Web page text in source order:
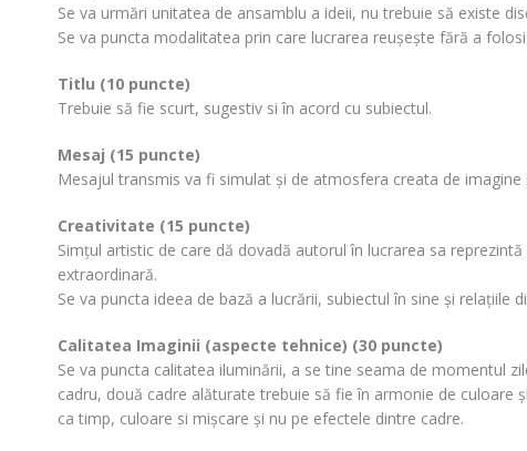
Se va urmări unitatea de ansamblu a ideii, nu trebuie să existe
Se va puncta modalitatea prin care lucrarea reuşeşte fără a
Titlu (10 puncte)
Trebuie să fie scurt, sugestiv si în acord cu subiectul.
Mesaj (15 puncte)
Mesajul transmis va fi simulat şi de atmosfera creata de
Creativitate (15 puncte)
Simţul artistic de care dă dovadă autorul în lucrarea sa
extraordinară.
Se va puncta ideea de bază a lucrării, subiectul în sine şi relaţiile
Calitatea Imaginii (aspecte tehnice) (30 puncte)
Se va puncta calitatea iluminării, a se tine seama de momentul
cadru, două cadre alăturate trebuie să fie în armonie de
ca timp, culoare si mişcare şi nu pe efectele dintre cadre.